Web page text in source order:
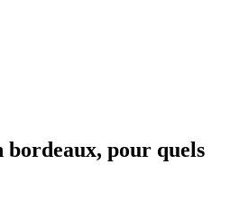
pour quels